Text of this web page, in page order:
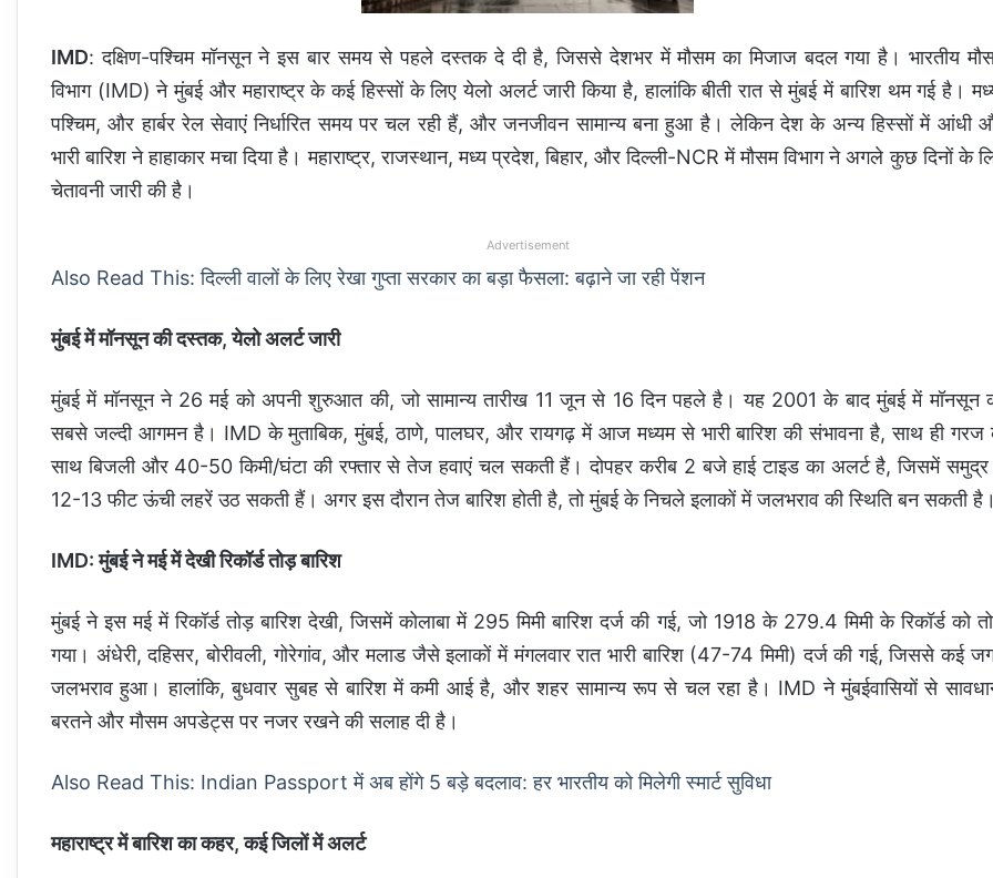
IMD: दक्षिण-पश्चिम मॉनसून ने इस बार समय से पहले दस्तक दे दी है, जिससे देशभर में मौसम का मिजाज बदल गया है। भारतीय
विभाग (IMD) ने मुंबई और महाराष्ट्र के कई हिस्सों के लिए येलो अलर्ट जारी किया है, हालांकि बीती रात से मुंबई में बारिश थम गई है।
पश्चिम, और हार्बर रेल सेवाएं निर्धारित समय पर चल रही हैं, और जनजीवन सामान्य बना हुआ है। लेकिन देश के अन्य हिस्सों में आंधी
भारी बारिश ने हाहाकार मचा दिया है। महाराष्ट्र, राजस्थान, मध्य प्रदेश, बिहार, और दिल्ली-NCR में मौसम विभाग ने अगले कुछ दिनों के
चेतावनी जारी की है।
Advertisement
Also Read This: दिल्ली वालों के लिए रेखा गुप्ता सरकार का बड़ा फैसला: बढ़ाने जा रही पेंशन
मुंबई में मॉनसून की दस्तक, येलो अलर्ट जारी
मुंबई में मॉनसून ने 26 मई को अपनी शुरुआत की, जो सामान्य तारीख 11 जून से 16 दिन पहले है। यह 2001 के बाद मुंबई में मॉनसून
सबसे जल्दी आगमन है। IMD के मुताबिक, मुंबई, ठाणे, पालघर, और रायगढ़ में आज मध्यम से भारी बारिश की संभावना है, साथ ही
साथ बिजली और 40-50 किमी/घंटा की रफ्तार से तेज हवाएं चल सकती हैं। दोपहर करीब 2 बजे हाई टाइड का अलर्ट है, जिसमें
12-13 फीट ऊंची लहरें उठ सकती हैं। अगर इस दौरान तेज बारिश होती है, तो मुंबई के निचले इलाकों में जलभराव की स्थिति बन सकती है।
IMD: मुंबई ने मई में देखी रिकॉर्ड तोड़ बारिश
मुंबई ने इस मई में रिकॉर्ड तोड़ बारिश देखी, जिसमें कोलाबा में 295 मिमी बारिश दर्ज की गई, जो 1918 के 279.4 मिमी के रिकॉर्ड को
गया। अंधेरी, दहिसर, बोरीवली, गोरेगांव, और मलाड जैसे इलाकों में मंगलवार रात भारी बारिश (47-74 मिमी) दर्ज की गई, जिससे कई
जलभराव हुआ। हालांकि, बुधवार सुबह से बारिश में कमी आई है, और शहर सामान्य रूप से चल रहा है। IMD ने मुंबईवासियों से
बरतने और मौसम अपडेट्स पर नजर रखने की सलाह दी है।
Also Read This: Indian Passport में अब होंगे 5 बड़े बदलाव: हर भारतीय को मिलेगी स्मार्ट सुविधा
महाराष्ट्र में बारिश का कहर, कई जिलों में अलर्ट